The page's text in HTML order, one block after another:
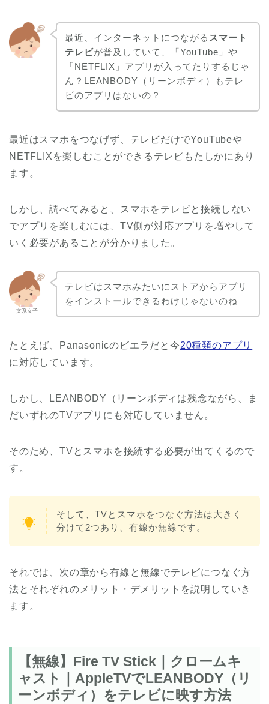
最近、インターネットにつながる スマート
テレビが普及していて、「YouTube」や
「NETFLIX」アプリが入ってたりするじゃ
ん？LEANBODY（リーンボディ）もテレ
ビのアプリはないの？
最近はスマホをつなげず、テレビだけでYouTubeや
NETFLIXを楽しむことができるテレビもたしかにあり
ます。
しかし、調べてみると、スマホをテレビと接続しない
でアプリを楽しむには、TV側が対応アプリを増やして
いく必要があることが分かりました。
文系女子
テレビはスマホみたいにストアからアプリ
をインストールできるわけじゃないのね
たとえば、Panasonicのビエラだと今20種類のアプリ
に対応しています。
しかし、LEANBODY（リーンボディは残念ながら、ま
だいずれのTVアプリにも対応していません。
そのため、TVとスマホを接続する必要が出てくるので
す。
そして、TVとスマホをつなぐ方法は大きく
分けて2つあり、有線か無線です。
それでは、次の章から有線と無線でテレビにつなぐ方
法とそれぞれのメリット・デメリットを説明していき
ます。
【無線】Fire TV Stick｜クロームキ
ャスト｜AppleTVでLEANBODY（リ
ーンボディ）をテレビに映す方法